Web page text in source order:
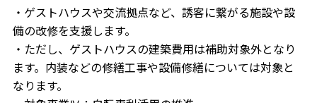
・ゲストハウスや交流拠点など、誘客に繋がる施設や設
備の改修を支援します。
・ただし、ゲストハウスの建築費用は補助対象外となり
ます。内装などの修繕工事や設備修繕については対象と
なります。